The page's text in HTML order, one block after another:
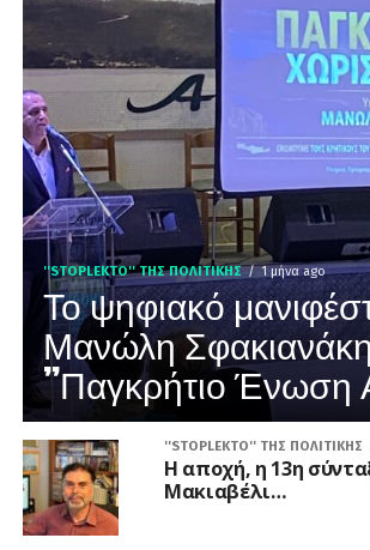
''STOPLEKTO'' ΤΗΣ ΠΟΛΙΤΙΚΗΣ 1 μήνα ago
Το ψηφιακό
Μανώλη Σφακιανάκη
”Παγκρήτιο Ένωση
''STOPLEKTO'' ΤΗΣ ΠΟΛΙΤΙΚΗΣ
Η αποχή, η 13η
Μακιαβέλι…